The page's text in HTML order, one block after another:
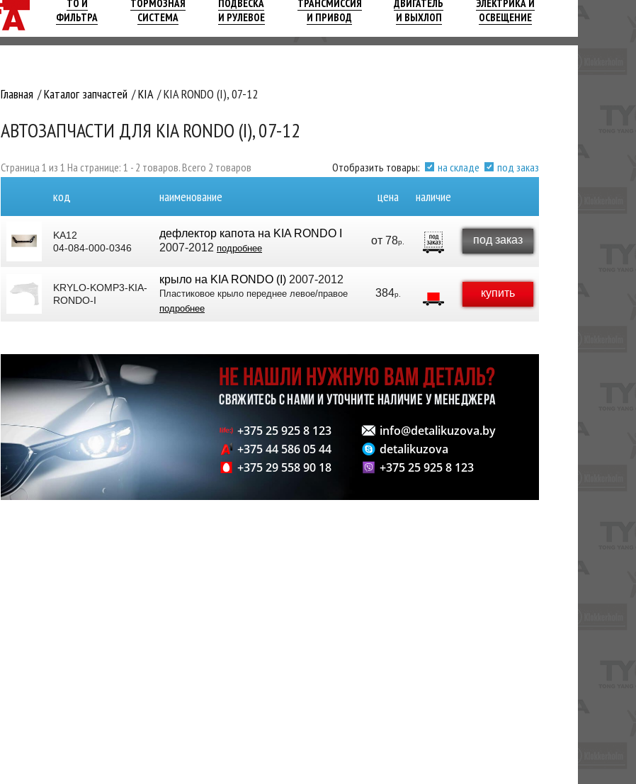
ТО И
ФИЛЬТРА
ТОРМОЗНАЯ
СИСТЕМА
ПОДВЕСКА
И РУЛЕВОЕ
ТРАНСМИССИЯ
И ПРИВОД
ДВИГАТЕЛЬ
И ВЫХЛОП
ЭЛЕКТРИКА И
ОСВЕЩЕНИЕ
Главная Каталог запчастей KIA KIA RONDO (I), 07-12
АВТОЗАПЧАСТИ ДЛЯ KIA RONDO (I), 07-12
Страница 1 из 1 На странице: 1 - 2 товаров. Всего 2 товаров Отобразить товары: на складе под заказ
код наименование цена наличие
KA12
04-084-000-0346
дефлектор капота на KIA RONDO I
2007-2012 подробнее
от 78р. под заказ
KRYLO-KOMP3-KIA-
RONDO-I
крыло на KIA RONDO (I) 2007-2012
Пластиковое крыло переднее левое/правое
подробнее
384р. купить
НЕ НАШЛИ НУЖНУЮ ВАМ ДЕТАЛЬ?
СВЯЖИТЕСЬ С НАМИ И УТОЧНИТЕ НАЛИЧИЕ У МЕНЕДЖЕРА
+375 25 925 8 123
+375 44 586 05 44
+375 29 558 90 18
info@detalikuzova.by
detalikuzova
+375 25 925 8 123